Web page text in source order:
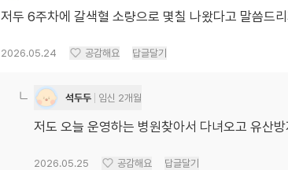
저두 6주차에 갈색혈 소량으로 몇칠 나왔다고 말씀드
2026.05.24 공감해요 답글달기
석두두 임신 2개월
저도 오늘 운영하는 병원찾아서 다녀오고 유산
2026.05.25 공감해요 답글달기